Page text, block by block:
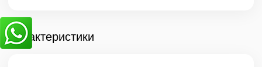
Характеристики